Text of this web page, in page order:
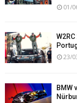
01/
23/
BMW